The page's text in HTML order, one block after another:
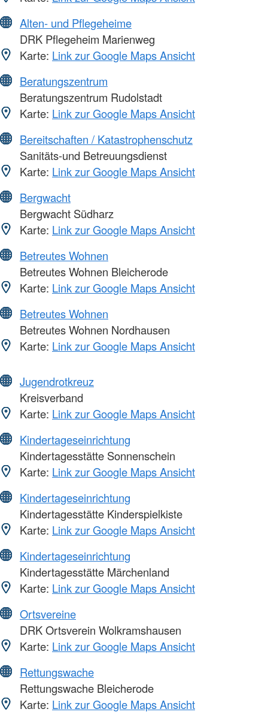
Alten- und Pflegeheime
DRK Pflegeheim Marienweg
Karte: Link zur Google Maps Ansicht
Beratungszentrum
Beratungszentrum Rudolstadt
Karte: Link zur Google Maps Ansicht
Bereitschaften / Katastrophenschutz
Sanitäts-und Betreuungsdienst
Karte: Link zur Google Maps Ansicht
Bergwacht
Bergwacht Südharz
Karte: Link zur Google Maps Ansicht
Betreutes Wohnen
Betreutes Wohnen Bleicherode
Karte: Link zur Google Maps Ansicht
Betreutes Wohnen
Betreutes Wohnen Nordhausen
Karte: Link zur Google Maps Ansicht
Jugendrotkreuz
Kreisverband
Karte: Link zur Google Maps Ansicht
Kindertageseinrichtung
Kindertagesstätte Sonnenschein
Karte: Link zur Google Maps Ansicht
Kindertageseinrichtung
Kindertagesstätte Kinderspielkiste
Karte: Link zur Google Maps Ansicht
Kindertageseinrichtung
Kindertagesstätte Märchenland
Karte: Link zur Google Maps Ansicht
Ortsvereine
DRK Ortsverein Wolkramshausen
Karte: Link zur Google Maps Ansicht
Rettungswache
Rettungswache Bleicherode
Karte: Link zur Google Maps Ansicht